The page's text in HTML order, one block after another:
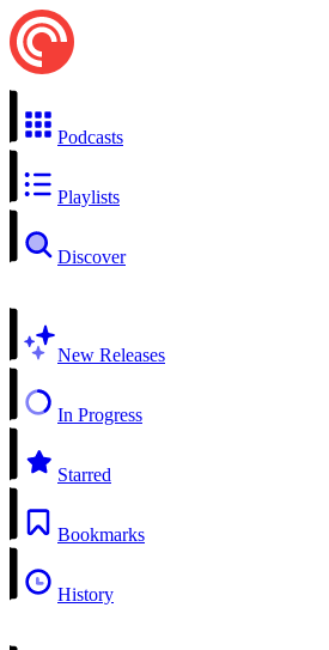
Podcasts
Playlists
Discover
New Releases
In Progress
Starred
Bookmarks
History